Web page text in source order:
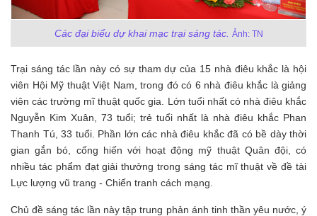
Các đại biểu dự khai mạc trại sáng tác. Ảnh: TN
Trại sáng tác lần này có sự tham dự của 15 nhà điêu khắc là hội
viên Hội Mỹ thuật Việt Nam, trong đó có 6 nhà điêu khắc là giảng
viên các trường mĩ thuật quốc gia. Lớn tuổi nhất có nhà điêu khắc
Nguyễn Kim Xuân, 73 tuổi; trẻ tuổi nhất là nhà điêu khắc Phan
Thanh Tú, 33 tuổi. Phần lớn các nhà điêu khắc đã có bề dày thời
gian gắn bó, cống hiến với hoạt động mỹ thuật Quân đội, có
nhiều tác phẩm đạt giải thưởng trong sáng tác mĩ thuật về đề tài
Lực lượng vũ trang - Chiến tranh cách mạng.
Chủ đề sáng tác lần này tập trung phản ánh tinh thần yêu nước, ý